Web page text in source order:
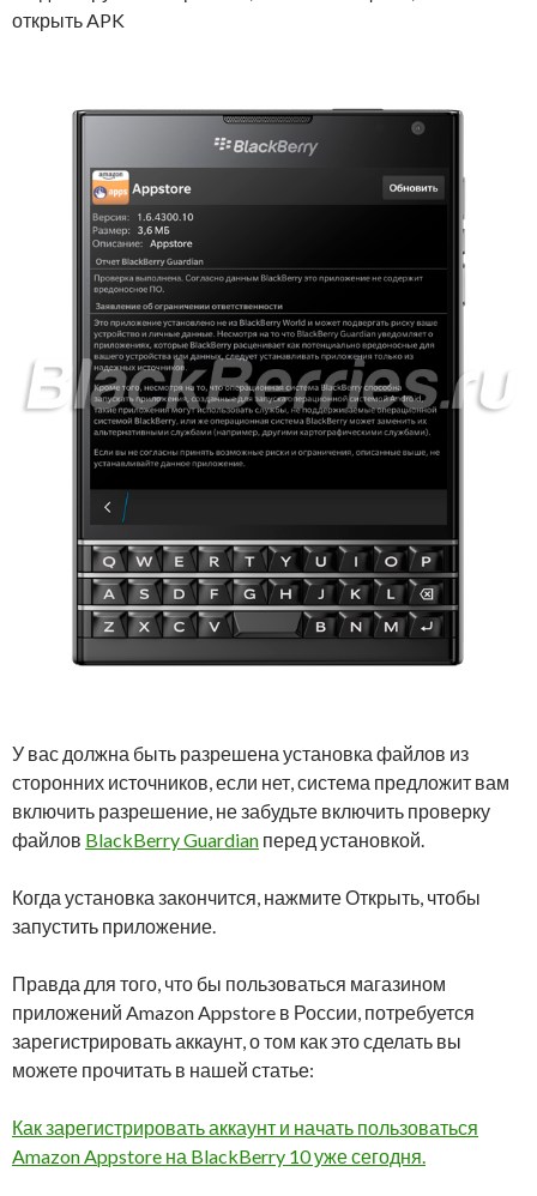
открыть APK
У вас должна быть разрешена установка файлов из
сторонних источников, если нет, система предложит вам
включить разрешение, не забудьте включить проверку
файлов BlackBerry Guardian перед установкой.
Когда установка закончится, нажмите Открыть, чтобы
запустить приложение.
Правда для того, что бы пользоваться магазином
приложений Amazon Appstore в России, потребуется
зарегистрировать аккаунт, о том как это сделать вы
можете прочитать в нашей статье:
Как зарегистрировать аккаунт и начать пользоваться
Amazon Appstore на BlackBerry 10 уже сегодня.